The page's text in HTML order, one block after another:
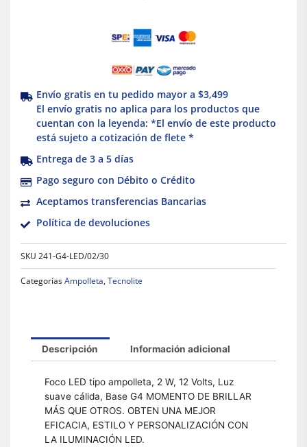
Envío gratis en tu pedido mayor a $3,499
El envío gratis no aplica para los productos que
cuentan con la leyenda: *El envío de este producto
está sujeto a cotización de flete *
Entrega de 3 a 5 días
Pago seguro con Débito o Crédito
Aceptamos transferencias Bancarias
Política de devoluciones
SKU 241-G4-LED/02/30
CategoríasAmpolleta, Tecnolite
Descripción Información adicional
Foco LED tipo ampolleta, 2 W, 12 Volts, Luz
suave cálida, Base G4 MOMENTO DE BRILLAR
MÁS QUE OTROS. OBTEN UNA MEJOR
EFICACIA, ESTILO Y PERSONALIZACIÓN CON
LA ILUMINACIÓN LED.